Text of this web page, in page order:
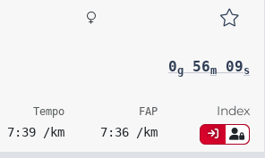
0g56m09s
Tempo
7:39 /km
FAP
7:36 /km
Index